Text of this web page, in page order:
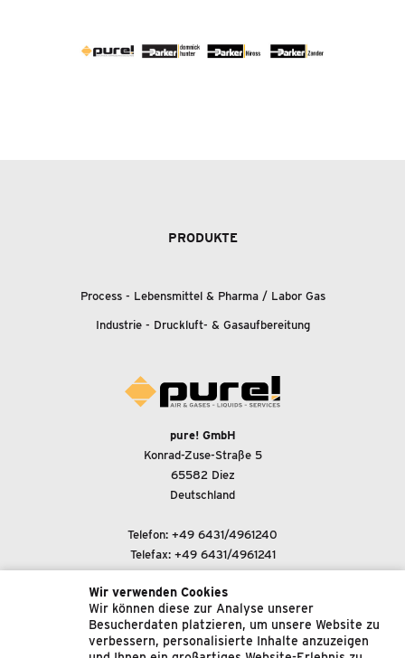
PRODUKTE
Process - Lebensmittel & Pharma / Labor Gas
Industrie - Druckluft- & Gasaufbereitung
pure! GmbH
Konrad-Zuse-Straße 5
65582 Diez
Deutschland
Telefon: +49 6431/4961240
Telefax: +49 6431/4961241
E-Mail-Adresse:
support@pure-gmbh.com
Wir verwenden Cookies
Wir können diese zur Analyse unserer
Besucherdaten platzieren, um unsere Website zu
verbessern, personalisierte Inhalte anzuzeigen